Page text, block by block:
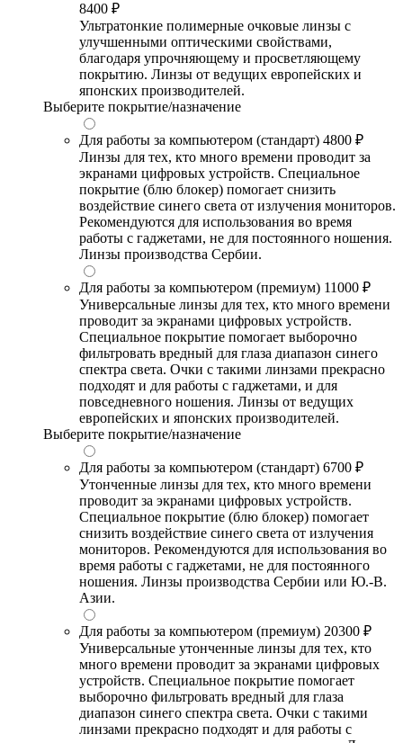
8400 ₽
Ультратонкие полимерные очковые линзы с
улучшенными оптическими свойствами,
благодаря упрочняющему и просветляющему
покрытию. Линзы от ведущих европейских и
японских производителей.
Выберите покрытие/назначение
Для работы за компьютером (стандарт) 4800 ₽
Линзы для тех, кто много времени проводит за
экранами цифровых устройств. Специальное
покрытие (блю блокер) помогает снизить
воздействие синего света от излучения мониторов.
Рекомендуются для использования во время
работы с гаджетами, не для постоянного ношения.
Линзы производства Сербии.
Для работы за компьютером (премиум) 11000 ₽
Универсальные линзы для тех, кто много времени
проводит за экранами цифровых устройств.
Специальное покрытие помогает выборочно
фильтровать вредный для глаза диапазон синего
спектра света. Очки с такими линзами прекрасно
подходят и для работы с гаджетами, и для
повседневного ношения. Линзы от ведущих
европейских и японских производителей.
Выберите покрытие/назначение
Для работы за компьютером (стандарт) 6700 ₽
Утонченные линзы для тех, кто много времени
проводит за экранами цифровых устройств.
Специальное покрытие (блю блокер) помогает
снизить воздействие синего света от излучения
мониторов. Рекомендуются для использования во
время работы с гаджетами, не для постоянного
ношения. Линзы производства Сербии или Ю.-В.
Азии.
Для работы за компьютером (премиум) 20300 ₽
Универсальные утонченные линзы для тех, кто
много времени проводит за экранами цифровых
устройств. Специальное покрытие помогает
выборочно фильтровать вредный для глаза
диапазон синего спектра света. Очки с такими
линзами прекрасно подходят и для работы с